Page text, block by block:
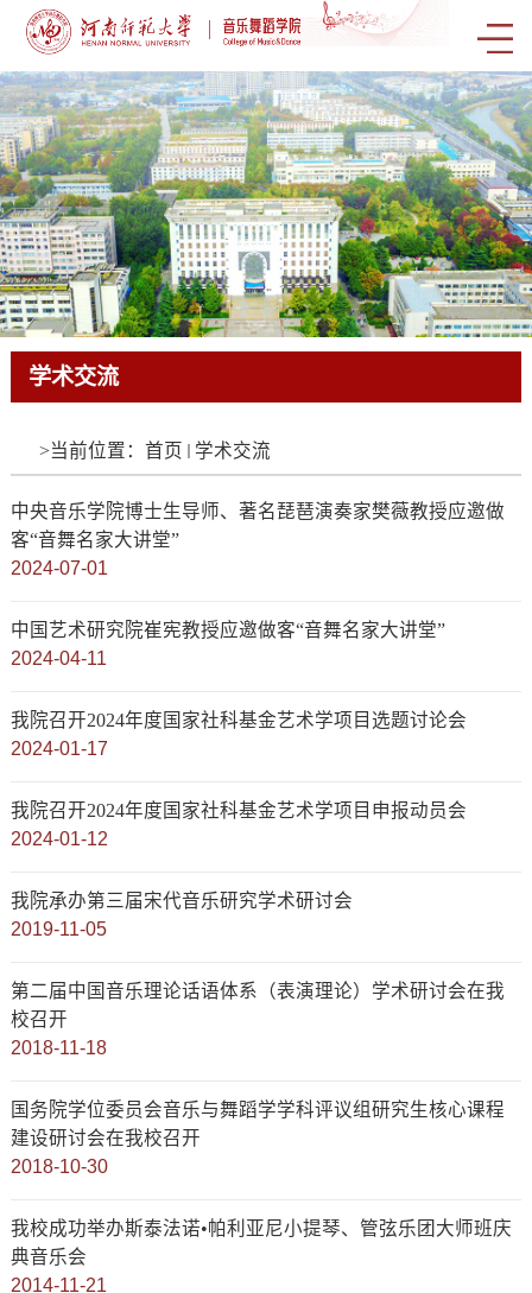
学术交流
学术交流
学术交流
学术交流
学术交流
学术交流
学术交流
学术交流
学术交流
学术交流
学术交流
学术交流
学术交流
学术交流
学术交流
学术交流
学术交流
学术交流
学术交流
学术交流
学术交流
学术交流
学术交流
学术交流
学术交流
学术交流
学术交流
学术交流
学术交流
学术交流
学术交流
学术交流
学术交流
学术交流
学术交流
学术交流
学术交流
学术交流
学术交流
学术交流
学术交流
学术交流
学术交流
学术交流
学术交流
学术交流
学术交流
学术交流
学术交流
学术交流
学术交流
学术交流
学术交流
学术交流
学术交流
学术交流
学术交流
学术交流
学术交流
学术交流
学术交流
学术交流
学术交流